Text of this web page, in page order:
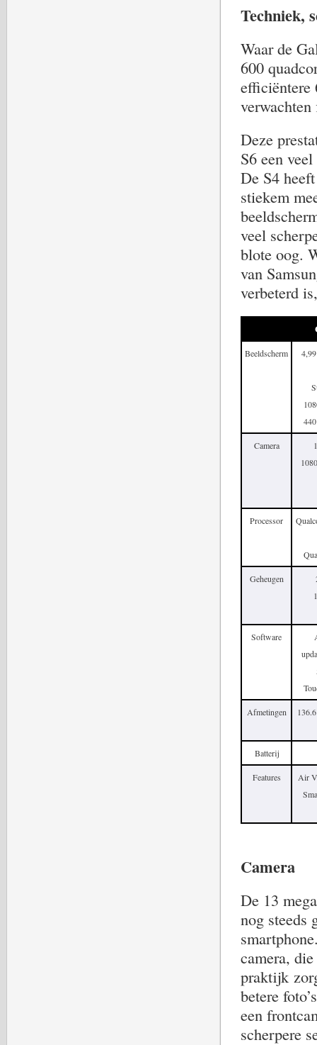
Techniek,
Waar de
600
efficiëntere
Deze
S6 een
De S4
stiekem
veel
blote oog.
van
verbeterd
Beeldscherm
Camera
Processor
Geheugen
Software
Afmetingen
Batterij
Features
Air
Camera
De 13
nog steeds
camera,
praktijk
betere
een
scherpere